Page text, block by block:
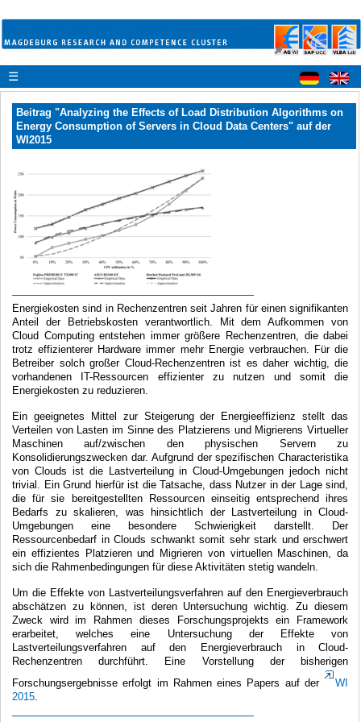
☰
Beitrag "Analyzing the Effects of Load Distribution Algorithms on
Energy Consumption of Servers in Cloud Data Centers" auf der
WI2015
Energiekosten sind in Rechenzentren seit Jahren für einen signifikanten
Anteil der Betriebskosten verantwortlich. Mit dem Aufkommen von
Cloud Computing entstehen immer größere Rechenzentren, die dabei
trotz effizienterer Hardware immer mehr Energie verbrauchen. Für die
Betreiber solch großer Cloud-Rechenzentren ist es daher wichtig, die
vorhandenen IT-Ressourcen effizienter zu nutzen und somit die
Energiekosten zu reduzieren.
Ein geeignetes Mittel zur Steigerung der Energieeffizienz stellt das
Verteilen von Lasten im Sinne des Platzierens und Migrierens Virtueller
Maschinen auf/zwischen den physischen Servern zu
Konsolidierungszwecken dar. Aufgrund der spezifischen Characteristika
von Clouds ist die Lastverteilung in Cloud-Umgebungen jedoch nicht
trivial. Ein Grund hierfür ist die Tatsache, dass Nutzer in der Lage sind,
die für sie bereitgestellten Ressourcen einseitig entsprechend ihres
Bedarfs zu skalieren, was hinsichtlich der Lastverteilung in Cloud-
Umgebungen eine besondere Schwierigkeit darstellt. Der
Ressourcenbedarf in Clouds schwankt somit sehr stark und erschwert
ein effizientes Platzieren und Migrieren von virtuellen Maschinen, da
sich die Rahmenbedingungen für diese Aktivitäten stetig wandeln.
Um die Effekte von Lastverteilungsverfahren auf den Energieverbrauch
abschätzen zu können, ist deren Untersuchung wichtig. Zu diesem
Zweck wird im Rahmen dieses Forschungsprojekts ein Framework
erarbeitet, welches eine Untersuchung der Effekte von
Lastverteilungsverfahren auf den Energieverbrauch in Cloud-
Rechenzentren durchführt. Eine Vorstellung der bisherigen
Forschungsergebnisse erfolgt im Rahmen eines Papers auf der
WI
2015